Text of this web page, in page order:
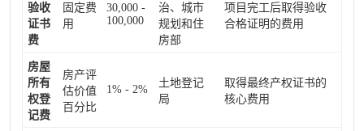
验收
证书
费
固定费
用
30,000 -
100,000
治、城市
规划和住
房部
项目完工后取得验收
合格证明的费用
房屋
所有
权登
记费
房产评
估价值
百分比
1% - 2%
土地登记
局
取得最终产权证书的
核心费用